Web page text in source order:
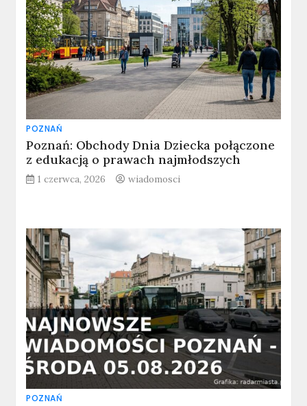
POZNAŃ
Poznań: Obchody Dnia Dziecka połączone
z edukacją o prawach najmłodszych
1 czerwca, 2026 wiadomosci
POZNAŃ